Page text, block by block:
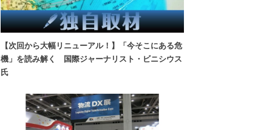
【次回から大幅リニューアル！】「今そこにある危
機」を読み解く 国際ジャーナリスト・ビニシウス
氏